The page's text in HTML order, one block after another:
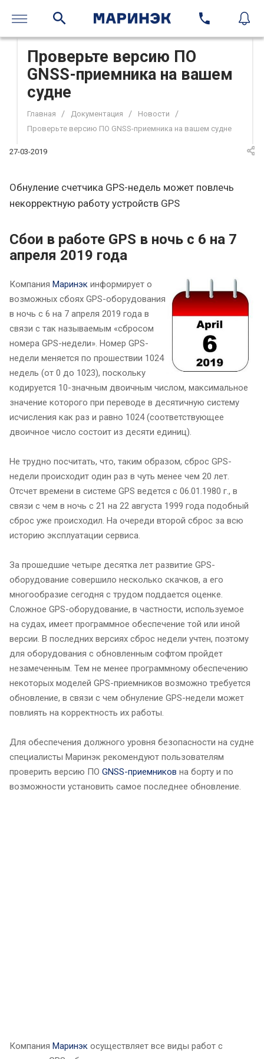
Проверьте версию ПО
GNSS-приемника на вашем
судне
Главная / Документация / Новости /
Проверьте версию ПО GNSS-приемника на вашем судне
27-03-2019
Обнуление счетчика GPS-недель может повлечь
некорректную работу устройств GPS
Сбои в работе GPS в ночь c 6 на 7
апреля 2019 года
Компания Маринэк информирует о
возможных сбоях GPS-оборудования
в ночь с 6 на 7 апреля 2019 года в
связи с так называемым «сбросом
номера GPS-недели». Номер GPS-
недели меняется по прошествии 1024
недель (от 0 до 1023), поскольку
кодируется 10-значным двоичным числом, максимальное
значение которого при переводе в десятичную систему
исчисления как раз и равно 1024 (соответствующее
двоичное число состоит из десяти единиц).
Не трудно посчитать, что, таким образом, сброс GPS-
недели происходит один раз в чуть менее чем 20 лет.
Отсчет времени в системе GPS ведется с 06.01.1980 г., в
связи с чем в ночь с 21 на 22 августа 1999 года подобный
сброс уже происходил. На очереди второй сброс за всю
историю эксплуатации сервиса.
За прошедшие четыре десятка лет развитие GPS-
оборудование совершило несколько скачков, а его
многообразие сегодня с трудом поддается оценке.
Сложное GPS-оборудование, в частности, используемое
на судах, имеет программное обеспечение той или иной
версии. В последних версиях сброс недели учтен, поэтому
для оборудования с обновленным софтом пройдет
незамеченным. Тем не менее программному обеспечению
некоторых моделей GPS-приемников возможно требуется
обновление, в связи с чем обнуление GPS-недели может
повлиять на корректность их работы.
Для обеспечения должного уровня безопасности на судне
специалисты Маринэк рекомендуют пользователям
проверить версию ПО GNSS-приемников на борту и по
возможности установить самое последнее обновление.
Компания Маринэк осуществляет все виды работ с